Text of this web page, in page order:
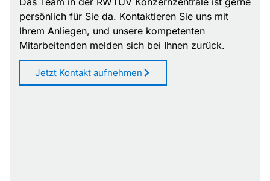
Istanbul, Türkei
Zum Partner
26 Pentadaktylou Street, 4001 Limassol, Zypern
Zum Partner
persönlich für Sie da. Kontaktieren Sie uns mit
Ihrem Anliegen, und unsere kompetenten
Mitarbeitenden melden sich bei Ihnen zurück.
Jetzt Kontakt aufnehmen